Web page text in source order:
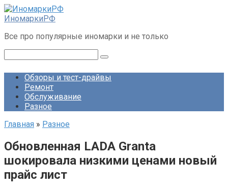
Перейти
к
ИномаркиРФ
Все про популярные иномарки и не только
Обзоры и тест-драйвы
Ремонт
Обслуживание
Разное
Главная » Разное
Обновленная LADA Granta
шокировала низкими ценами новый
прайс лист